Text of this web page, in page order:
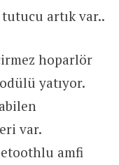
artık var..
hoparlör
yatıyor.
var.
amfi